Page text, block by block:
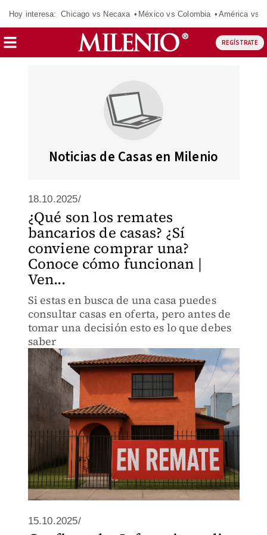
Hoy interesa: Chicago vs Necaxa México vs Colombia América vs
REGÍSTRATE
Noticias de Casas en Milenio
18.10.2025/
¿Qué son los remates
bancarios de casas? ¿Sí
conviene comprar una?
Conoce cómo funcionan |
Ven...
Si estas en busca de una casa puedes
consultar casas en oferta, pero antes de
tomar una decisión esto es lo que debes
saber
15.10.2025/